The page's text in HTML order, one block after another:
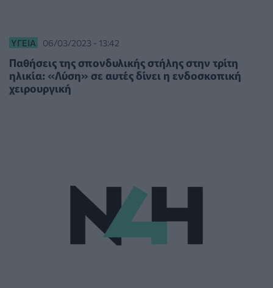
ΥΓΕΊΑ 06/03/2023 - 13:42
Παθήσεις της σπονδυλικής στήλης στην τρίτη
ηλικία: «Λύση» σε αυτές δίνει η ενδοσκοπική
χειρουργική